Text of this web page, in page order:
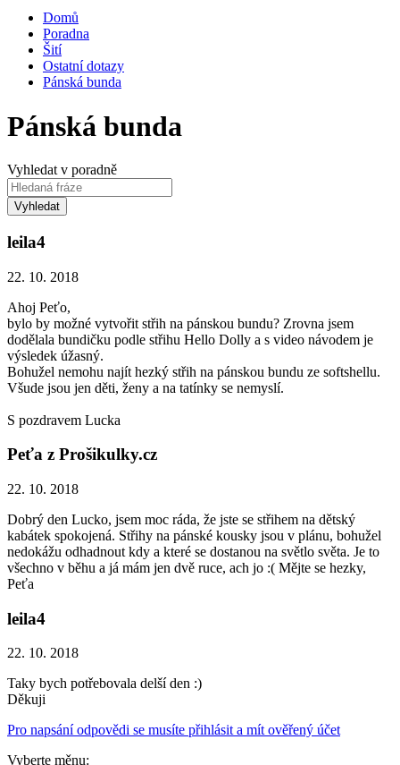
Domů
Poradna
Šití
Ostatní dotazy
Pánská bunda
Pánská bunda
Vyhledat v poradně
Vyhledat
leila4
22. 10. 2018
Ahoj Peťo,
bylo by možné vytvořit střih na pánskou bundu? Zrovna jsem
dodělala bundičku podle střihu Hello Dolly a s video návodem je
výsledek úžasný.
Bohužel nemohu najít hezký střih na pánskou bundu ze softshellu.
Všude jsou jen děti, ženy a na tatínky se nemyslí.
S pozdravem Lucka
Peťa z Prošikulky.cz
22. 10. 2018
Dobrý den Lucko, jsem moc ráda, že jste se střihem na dětský
kabátek spokojená. Střihy na pánské kousky jsou v plánu, bohužel
nedokážu odhadnout kdy a které se dostanou na světlo světa. Je to
všechno v běhu a já mám jen dvě ruce, ach jo :( Mějte se hezky,
Peťa
leila4
22. 10. 2018
Taky bych potřebovala delší den :)
Děkuji
Pro napsání odpovědi se musíte přihlásit a mít ověřený účet
Vyberte měnu: